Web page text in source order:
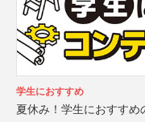
学生におすすめ
夏休み！学生におすすめ